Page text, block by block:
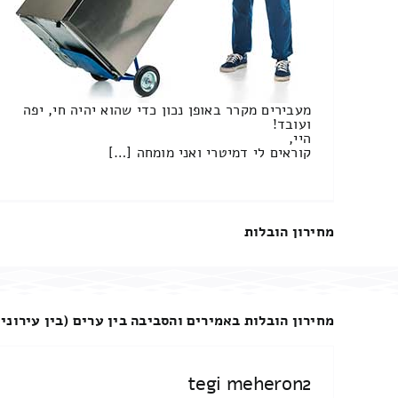
מעבירים מקרר באופן נכון כדי שהוא יהיה חי, יפה
ועובד!
היי,
קוראים לי דמיטרי ואני מומחה […]
מחירון הובלות
מחירון הובלות באמירים והסביבה בין ערים (בין
tegi meheron2